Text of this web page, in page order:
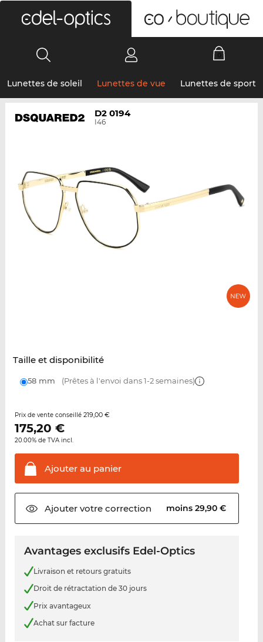
Lunettes de soleil Lunettes de vue Lunettes de sport
D2 0194
I46
Taille et disponibilité
58 mm (Prêtes à l'envoi dans 1-2 semaines)
Prix de vente conseillé 219,00 €
175,20 €
20.00% de TVA incl.
Ajouter au panier
Ajouter votrecorrection moins 29,90 €
Avantages exclusifs Edel-Optics
Livraison et retours gratuits
Droit de rétractation de 30 jours
Prix avantageux
Achat sur facture